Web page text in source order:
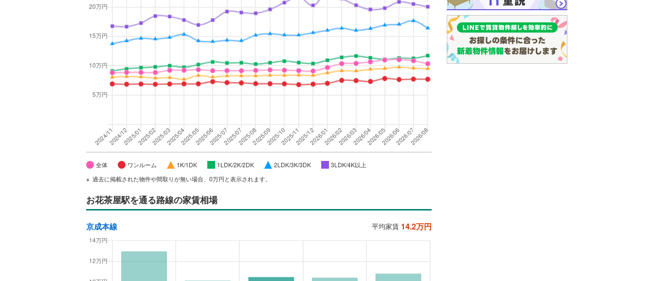
全体 ワンルーム 1K/1DK 1LDK/2K/2DK 2LDK/3K/3DK
3LDK/4K以上
過去に掲載された物件や間取りが無い場合、0万円と表示されます。
お花茶屋駅を通る路線の家賃相場
京成本線 平均家賃 14.2万円